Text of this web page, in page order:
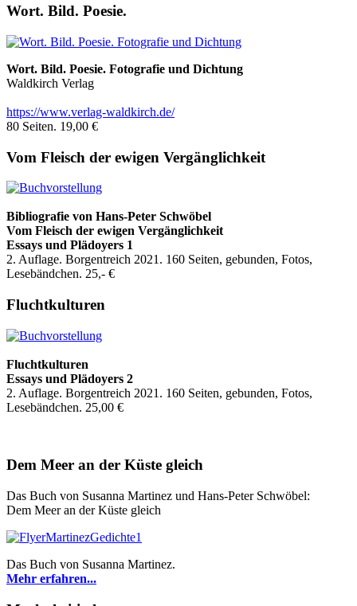
Wort. Bild. Poesie.
Wort. Bild. Poesie. Fotografie und Dichtung
Waldkirch Verlag
https://www.verlag-waldkirch.de/
80 Seiten. 19,00 €
Vom Fleisch der ewigen Vergänglichkeit
Bibliografie von Hans-Peter Schwöbel
Vom Fleisch der ewigen Vergänglichkeit
Essays und Plädoyers 1
2. Auflage. Borgentreich 2021. 160 Seiten, gebunden, Fotos,
Lesebändchen. 25,- €
Fluchtkulturen
Fluchtkulturen
Essays und Plädoyers 2
2. Auflage. Borgentreich 2021. 160 Seiten, gebunden, Fotos,
Lesebändchen. 25,00 €
Dem Meer an der Küste gleich
Das Buch von Susanna Martinez und Hans-Peter Schwöbel:
Dem Meer an der Küste gleich
Das Buch von Susanna Martinez.
Mehr erfahren...